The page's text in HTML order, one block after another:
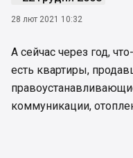
28 лют 2021 10:32
А сейчас через год,
есть квартиры,
коммуникации,